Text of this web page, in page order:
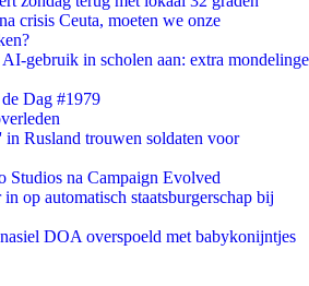
crisis Ceuta, moeten we onze
gebruik in scholen aan: extra mondelinge
Dag #1979
Rusland trouwen soldaten voor
Studios na Campaign Evolved
op automatisch staatsburgerschap bij
DOA overspoeld met babykonijntjes